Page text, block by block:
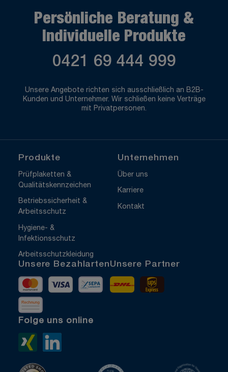
Persönliche Beratung &
Individuelle Produkte
0421 69 444 999
Unsere Angebote richten sich ausschließlich an B2B-
Kunden und Unternehmer. Wir schließen keine Verträge
mit Privatpersonen.
Produkte
Prüfplaketten &
Qualitätskennzeichen
Betriebssicherheit &
Arbeitsschutz
Hygiene- &
Infektionsschutz
Arbeitsschutzkleidung
Unternehmen
Über uns
Karriere
Kontakt
Unsere Bezahlarten
MastercardVisa Vorkasse
Rechnung
Unsere Partner
DHL
Folge uns online
Xing>
ISO 9001 zertifiziert